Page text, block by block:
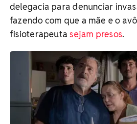
delegacia para denunciar
fazendo com que a mãe e o
fisioterapeutasejam presos.